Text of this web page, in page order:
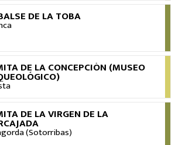
DE LA TOBA
VER
DE LA CONCEPCIÓN (MUSEO
VER
DE LA VIRGEN DE LA
(Sotorribas)
VER